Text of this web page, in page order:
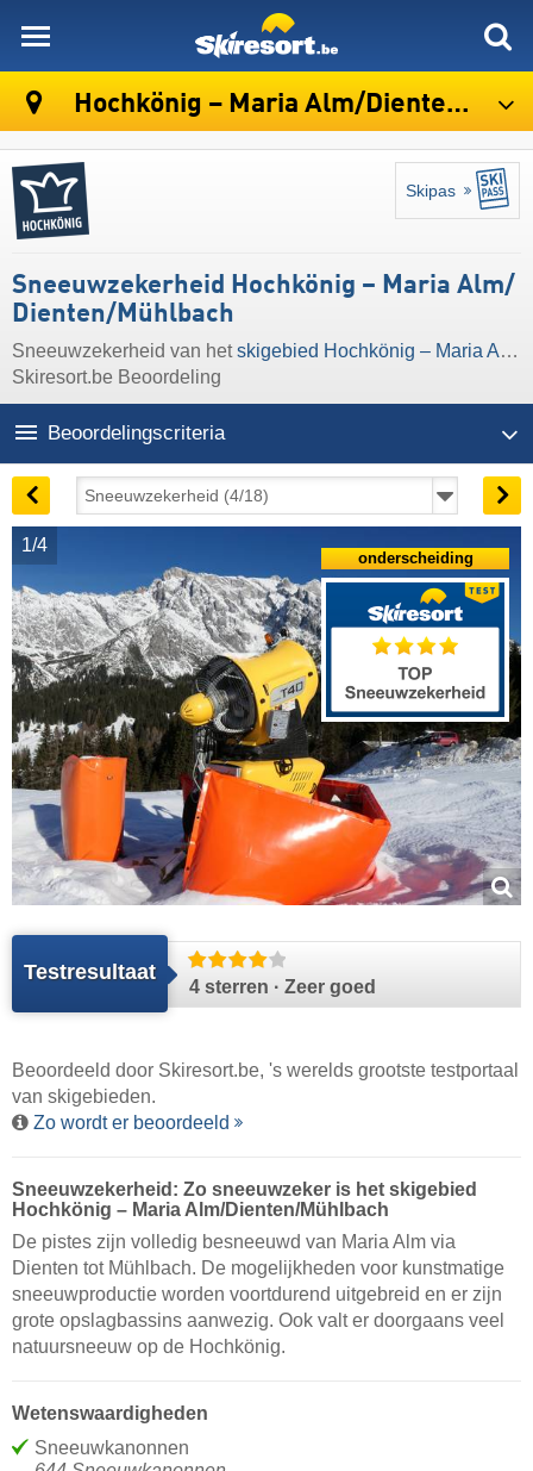
Hochkönig – Maria Alm/​Dienten/​Mühlbach
Skipas
Sneeuwzekerheid Hochkönig – Maria Alm/​
Dienten/​Mühlbach
Sneeuwzekerheid van hetskigebied Hochkönig – Maria Alm/​Dienten/​Mühlbach
Skiresort.be Beoordeling
Beoordelingscriteria
1/4
Testresultaat
4 sterren · Zeer goed
onderscheiding
Beoordeeld door Skiresort.be, 's werelds grootste testportaal
van skigebieden.
Zo wordt er beoordeeld
Sneeuwzekerheid: Zo sneeuwzeker is het skigebied
Hochkönig – Maria Alm/​Dienten/​Mühlbach
De pistes zijn volledig besneeuwd van Maria Alm via
Dienten tot Mühlbach. De mogelijkheden voor kunstmatige
sneeuwproductie worden voortdurend uitgebreid en er zijn
grote opslagbassins aanwezig. Ook valt er doorgaans veel
natuursneeuw op de Hochkönig.
Wetenswaardigheden
Sneeuwkanonnen